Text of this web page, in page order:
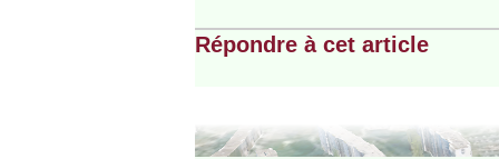
Répondre à cet article